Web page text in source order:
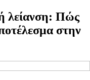
λείανση: Πώς
στην